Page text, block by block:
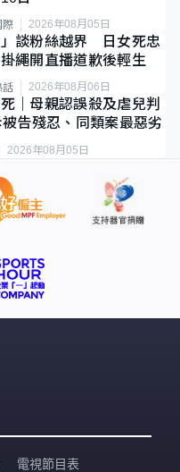
際 2026年08月05日
談粉絲越界 日女死忠
繩開直播道歉後輕生
話 2026年08月06日
｜母親認誤殺及虐兒判
告殘忍、同類案最惡劣
2026年08月05日
電視節目表